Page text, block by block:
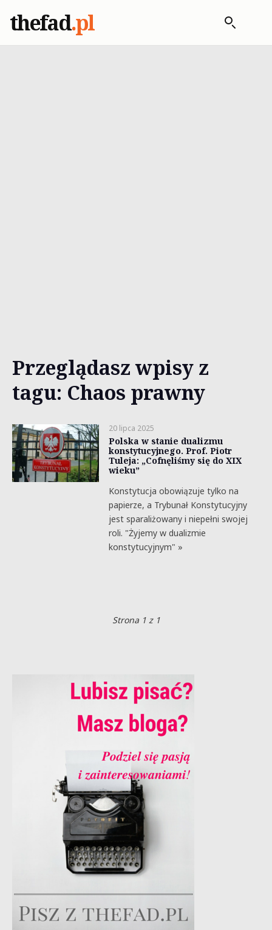
thefad.pl
Przeglądasz wpisy z
tagu: Chaos prawny
20 lipca 2025
Polska w stanie dualizmu
konstytucyjnego. Prof. Piotr
Tuleja: „Cofnęliśmy się do XIX
wieku”
Konstytucja obowiązuje tylko na
papierze, a Trybunał Konstytucyjny
jest sparaliżowany i niepełni swojej
roli. "Żyjemy w dualizmie
konstytucyjnym" »
Strona 1 z 1